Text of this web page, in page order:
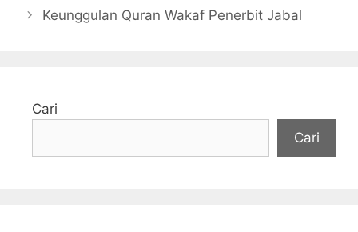
Keunggulan Quran Wakaf Penerbit Jabal
Cari
Cari